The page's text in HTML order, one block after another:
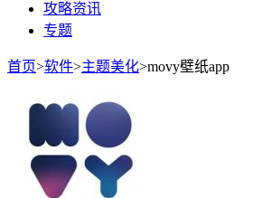
攻略资讯
专题
首页>软件>主题美化>movy壁纸app